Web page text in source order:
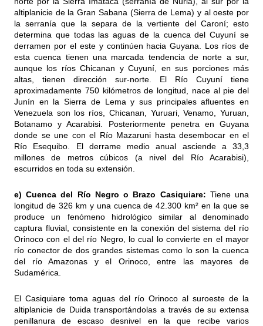
altiplanicie de la Gran Sabana (Sierra de Lema) y al oeste por
la serranía que la separa de la vertiente del Caroní; esto
determina que todas las aguas de la cuenca del Cuyuní se
derramen por el este y continúen hacia Guyana. Los ríos de
esta cuenca tienen una marcada tendencia de norte a sur,
aunque los ríos Chicanan y Cuyuní, en sus porciones más
altas, tienen dirección sur-norte. El Río Cuyuní tiene
aproximadamente 750 kilómetros de longitud, nace al pie del
Junín en la Sierra de Lema y sus principales afluentes en
Venezuela son los ríos, Chicanan, Yuruari, Venamo, Yuruan,
Botanamo y Acarabisi. Posteriormente penetra en Guyana
donde se une con el Río Mazaruni hasta desembocar en el
Río Esequibo. El derrame medio anual asciende a 33,3
millones de metros cúbicos (a nivel del Río Acarabisi),
escurridos en toda su extensión.
e) Cuenca del Río Negro o Brazo Casiquiare: Tiene una
longitud de 326 km y una cuenca de 42.300 km² en la que se
produce un fenómeno hidrológico similar al denominado
captura fluvial, consistente en la conexión del sistema del río
Orinoco con el del río Negro, lo cual lo convierte en el mayor
río conector de dos grandes sistemas como lo son la cuenca
del río Amazonas y el Orinoco, entre las mayores de
Sudamérica.
El Casiquiare toma aguas del río Orinoco al suroeste de la
altiplanicie de Duida transportándolas a través de su extensa
penillanura de escaso desnivel en la que recibe varios